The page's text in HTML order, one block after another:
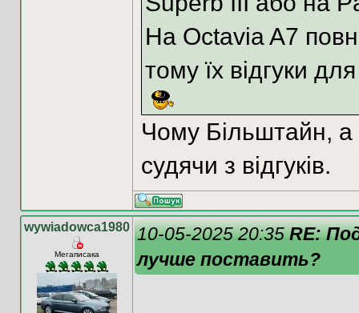
На Octavia A7
тому їх відгуки
Чому Більштайн, а
судячи з відгуків.
wywiadowca1980
Мегаписака
10-05-2025 20:35RE:
лучше поставить?